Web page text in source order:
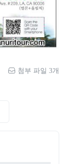
첨부 파일 3개